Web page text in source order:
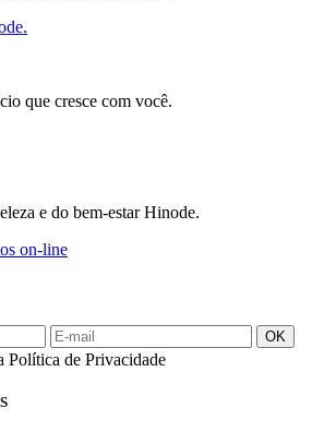
que cresce com você.
e do bem-estar Hinode.
on-line
OK
Política de Privacidade